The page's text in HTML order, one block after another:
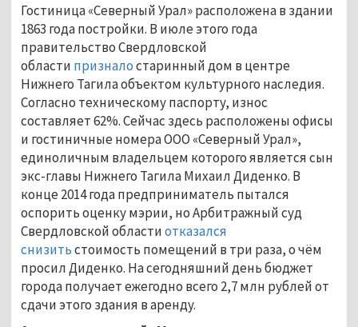
Гостиница «Северный Урал» расположена в здании
1863 года постройки. В июле этого года
правительство Свердловской
области призналостаринный дом в центре
Нижнего Тагила объектом культурного наследия.
Согласно техническому паспорту, износ
составляет 62%. Сейчас здесь расположены офисы
и гостиничные номера ООО «Северный Урал»,
единоличным владельцем которого является сын
экс-главы Нижнего Тагила Михаил Диденко. В
конце 2014 года предприниматель пытался
оспорить оценку мэрии, но Арбитражный суд
Свердловской областиотказался
снизитьстоимость помещений в три раза, о чём
просил Диденко. На сегодняшний день бюджет
города получает ежегодно всего 2,7 млн рублей от
сдачи этого здания в аренду.